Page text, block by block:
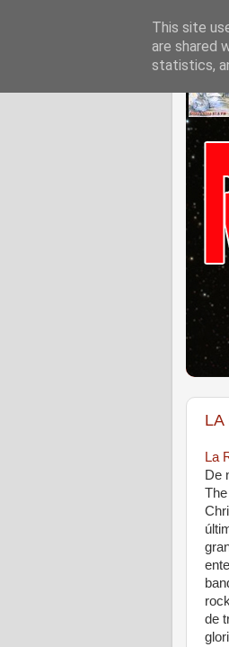
LA
La
De
de
This site
are shared
statistics,